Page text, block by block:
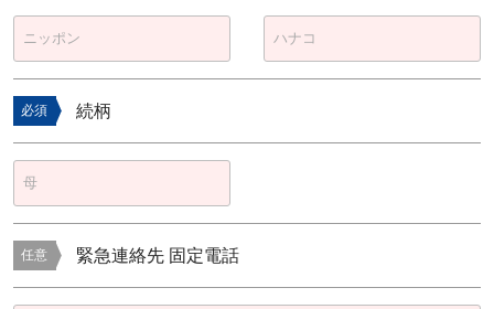
必須 続柄
任意 緊急連絡先 固定電話